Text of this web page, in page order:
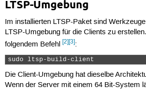
LTSP-Umgebung
Im installierten LTSP-Paket sind
LTSP-Umgebung für die Clients zu
folgendem Befehl [2][3]:
sudo ltsp-build-client
Die Client-Umgebung hat dieselbe
Wenn der Server mit einem 64 Bit-System